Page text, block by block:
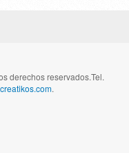
derechos reservados.Tel.
creatikos.com.